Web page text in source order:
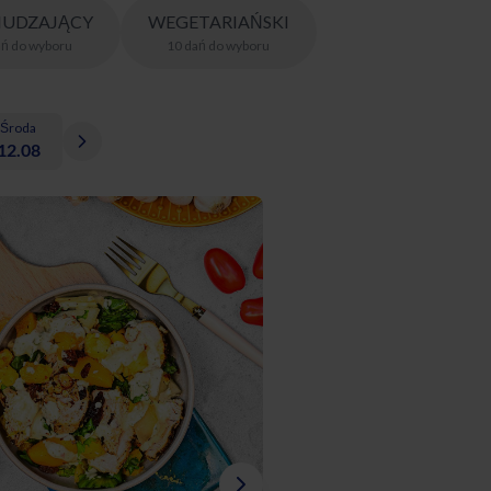
do wyboru
WEGETARIAŃSKI
10 dań do wyboru
Środa
12.08